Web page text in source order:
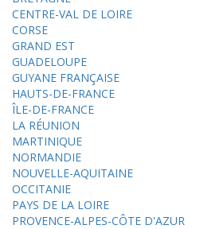
CENTRE-VAL DE LOIRE
CORSE
GRAND EST
GUADELOUPE
GUYANE FRANÇAISE
HAUTS-DE-FRANCE
ÎLE-DE-FRANCE
LA RÉUNION
MARTINIQUE
NORMANDIE
NOUVELLE-AQUITAINE
OCCITANIE
PAYS DE LA LOIRE
PROVENCE-ALPES-CÔTE D'AZUR